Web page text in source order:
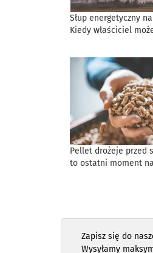
Słup energetyczny
Kiedy właściciel
Pellet drożeje przed
to ostatni moment
Zapisz się do
Wysyłamy